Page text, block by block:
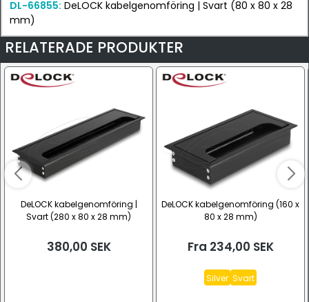
DL-66855: DeLOCK kabelgenomföring | Svart (80 x 80 x 28
mm)
RELATERADE PRODUKTER
DeLOCK kabelgenomföring |
Svart (280 x 80 x 28 mm)
380,00 SEK
DeLOCK kabelgenomföring (160 x
80 x 28 mm)
Fra 234,00 SEK
Silver Svart